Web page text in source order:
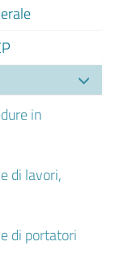
in
di lavori,
di portatori